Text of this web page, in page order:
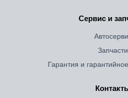
Сервис и
Запчасти
Гарантия и